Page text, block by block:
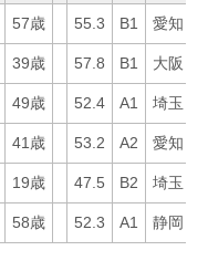
57歳 55.3 B1 愛知
39歳 57.8 B1 大阪
49歳 52.4 A1 埼玉
41歳 53.2 A2 愛知
19歳 47.5 B2 埼玉
58歳 52.3 A1 静岡